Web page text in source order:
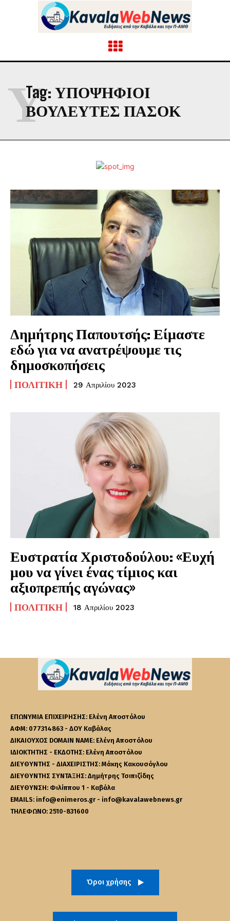
Tag: ΥΠΟΨΉΦΙΟΙ
ΒΟΥΛΕΥΤΈΣ ΠΑΣΟΚ
Υ
Δημήτρης Παπουτσής: Είμαστε
εδώ για να ανατρέψουμε τις
δημοσκοπήσεις
ΠΟΛΙΤΙΚΉ 29 Απριλίου 2023
Ευστρατία Χριστοδούλου: «Ευχή
μου να γίνει ένας τίμιος και
αξιοπρεπής αγώνας»
ΠΟΛΙΤΙΚΉ 18 Απριλίου 2023
ΕΠΩΝΥΜΙΑ ΕΠΙΧΕΙΡΗΣΗΣ: Ελένη Αποστόλου
ΑΦΜ: 077314863 - ΔΟΥ Καβάλας
ΔΙΚΑΙΟΥΧΟΣ DOMAIN NAME: Ελένη Αποστόλου
ΙΔΙΟΚΤΗΤΗΣ - ΕΚΔΟΤΗΣ: Ελένη Αποστόλου
ΔΙΕΥΘΥΝΤΗΣ - ΔΙΑΧΕΙΡΙΣΤΗΣ: Μάκης Κακουσόγλου
ΔΙΕΥΘΥΝΤΗΣ ΣΥΝΤΑΞΗΣ: Δημήτρης Τσιπιζίδης
ΔΙΕΥΘΥΝΣΗ: Φιλίππου 1 - Καβάλα
EMAILS: info@enimeros.gr - info@kavalawebnews.gr
ΤΗΛΕΦΩΝΟ: 2510-831600
Όροι χρήσης